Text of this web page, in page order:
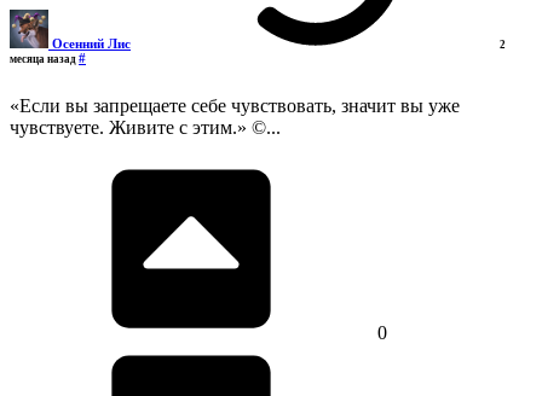
Осенний Лис
2
месяца назад #
«Если вы запрещаете себе чувствовать, значит вы уже
чувствуете. Живите с этим.» ©...
0